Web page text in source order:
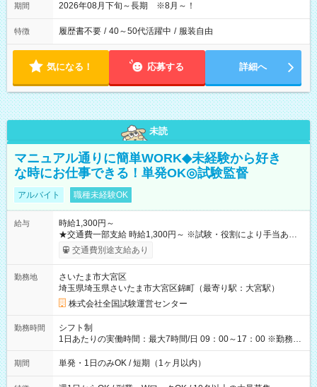
期間 2026年08月下旬～長期 ※8月～！
特徴 履歴書不要 / 40～50代活躍中 / 服装自由
気になる！ 応募する 詳細へ
未読
マニュアル通りに簡単WORK◆未経験から好き
な時にお仕事できる！単発OK◎試験監督
アルバイト 職種未経験OK
給与
時給1,300円～
★交通費一部支給 時給1,300円～ ※試験・役割により手当あり
※勤務回数により昇給あり 【即給（前払い）オプションあ
り！】 希望される場合、勤務から1週間ほどで給与の一部を受け
例】 ・河合塾模擬試験 8:30～17:30（休憩1時間） 時給1,300円
×8時間＝日収10,400円＋交通費 ※当日の役割により時給＋100
円の場合あり ・国家試験 7:00～13:30（休憩なし） 時給1,300
円（役割手当＋100円）×6時間＝日収8,400円＋交通費 【試用期
間】試用期間なし
交通費別途支給あり
勤務地
さいたま市大宮区
埼玉県埼玉県さいたま市大宮区錦町（最寄り駅：大宮駅）
株式会社全国試験運営センター
勤務時間
シフト制
1日あたりの実働時間：最大7時間/日 09：00～17：00 ※勤務時
間は 試験により異なります。
期間 単発・1日のみOK / 短期（1ヶ月以内）